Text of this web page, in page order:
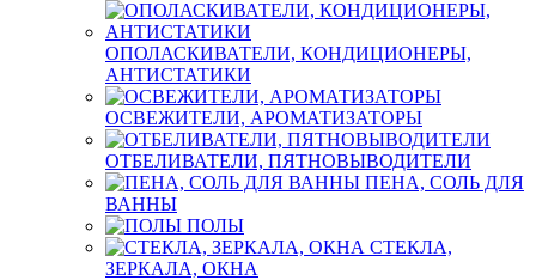
ОПОЛАСКИВАТЕЛИ, КОНДИЦИОНЕРЫ,
АНТИСТАТИКИ
ОСВЕЖИТЕЛИ, АРОМАТИЗАТОРЫ
ОТБЕЛИВАТЕЛИ, ПЯТНОВЫВОДИТЕЛИ
ПЕНА, СОЛЬ ДЛЯ
ВАННЫ
ПОЛЫ
СТЕКЛА,
ЗЕРКАЛА, ОКНА